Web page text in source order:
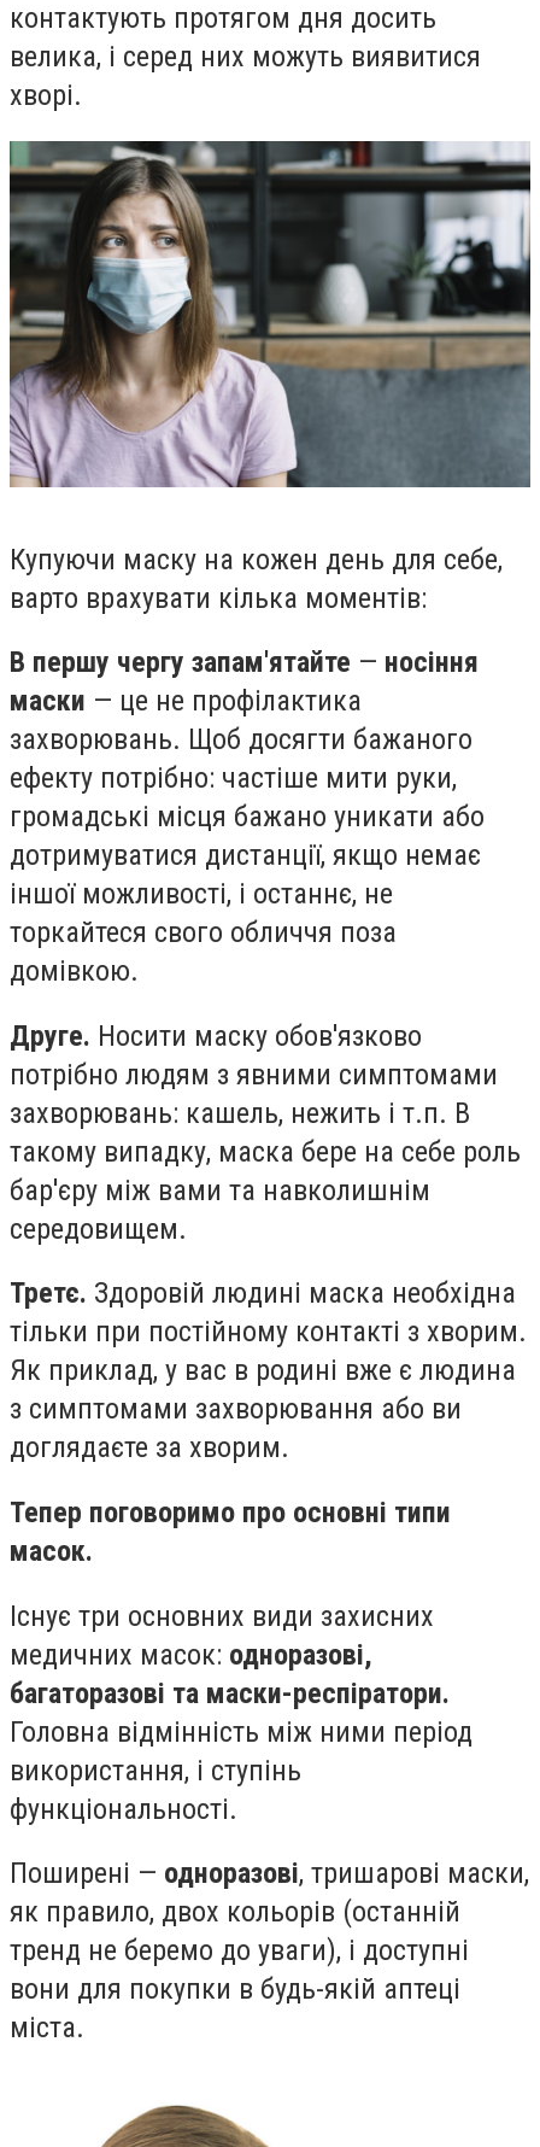
контактують протягом дня досить
велика, і серед них можуть виявитися
хворі.
Купуючи маску на кожен день для себе,
варто врахувати кілька моментів:
В першу чергу запам'ятайте — носіння
маски — це не профілактика
захворювань. Щоб досягти бажаного
ефекту потрібно: частіше мити руки,
громадські місця бажано уникати або
дотримуватися дистанції, якщо немає
іншої можливості, і останнє, не
торкайтеся свого обличчя поза
домівкою.
Друге. Носити маску обов'язково
потрібно людям з явними симптомами
захворювань: кашель, нежить і т.п. В
такому випадку, маска бере на себе роль
бар'єру між вами та навколишнім
середовищем.
Третє. Здоровій людині маска необхідна
тільки при постійному контакті з хворим.
Як приклад, у вас в родині вже є людина
з симптомами захворювання або ви
доглядаєте за хворим.
Тепер поговоримо про основні типи
масок.
Існує три основних види захисних
медичних масок: одноразові,
багаторазові та маски-респіратори.
Головна відмінність між ними період
використання, і ступінь
функціональності.
Поширені — одноразові, тришарові маски,
як правило, двох кольорів (останній
тренд не беремо до уваги), і доступні
вони для покупки в будь-якій аптеці
міста.